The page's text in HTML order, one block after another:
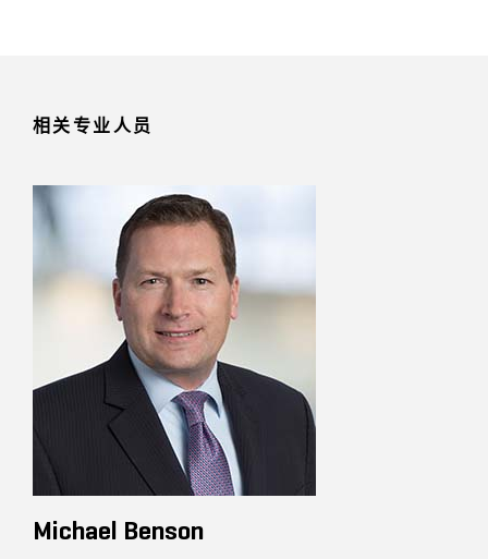
相关专业人员
Michael Benson